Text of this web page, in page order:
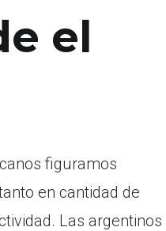
el
figuramos
en cantidad de
Las argentinos